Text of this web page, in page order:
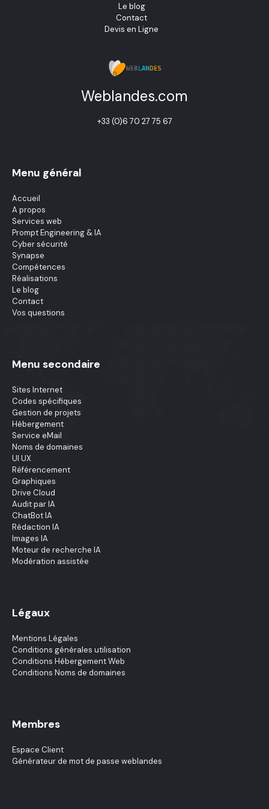
Le blog
Contact
Devis en Ligne
Weblandes.com
+33 (0)6 70 27 75 67
Menu général
Accueil
A propos
Services web
Prompt Engineering & IA
Cyber sécurité
Synapse
Compétences
Réalisations
Le blog
Contact
Vos questions
Menu secondaire
Sites Internet
Codes spécifiques
Gestion de projets
Hébergement
Service eMail
Noms de domaines
UI UX
Référencement
Graphiques
Drive Cloud
Audit par IA
ChatBot IA
Rédaction IA
Images IA
Moteur de recherche IA
Modération assistée
Légaux
Mentions Légales
Conditions générales utilisation
Conditions Hébergement Web
Conditions Noms de domaines
Membres
Espace Client
Générateur de mot de passe weblandes